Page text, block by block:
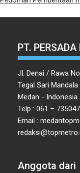
PT.
Jl. Denai / Rawa
Tegal Sari Mandala
Medan - Indonesia
Telp : 061 –
Email :
Anggota dari